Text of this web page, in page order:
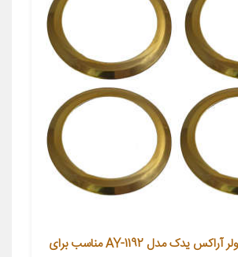
قاب دور دریچه کولر آراکس یدک مدل AY-1192 مناسب برای